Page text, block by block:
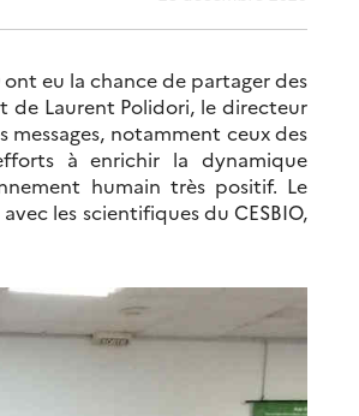
eu la chance de partager des
de Laurent Polidori, le directeur
notamment ceux des
à enrichir la dynamique
humain très positif. Le
les scientifiques du CESBIO,